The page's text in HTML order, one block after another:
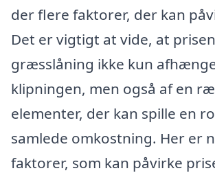
der flere faktorer, der kan
Det er vigtigt at vide, at
græsslåning ikke kun
klipningen, men også af en
elementer, der kan spille en
samlede omkostning. Her er
faktorer, som kan påvirke